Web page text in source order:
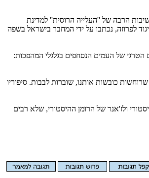
הרבה של ''העלייה הרוסית'' למדינת
לפרוזה, נכתבו על ידי המחבר בישראל בשפה
של העמים הנסחפים בגלגלי המהפכות:
כובשות אותנו, שוברות לבבות. סיפוריו
ולז'אנר של הרומן ההיסטורי, שלא רבים